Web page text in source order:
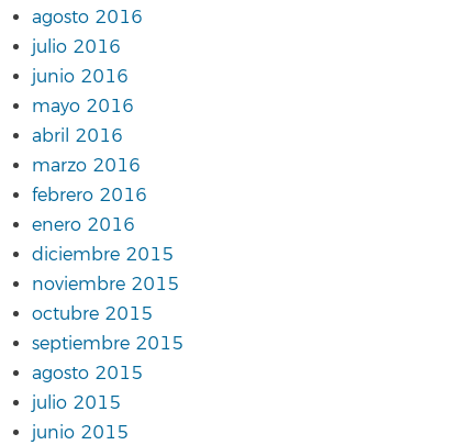
agosto 2016
julio 2016
junio 2016
mayo 2016
abril 2016
marzo 2016
febrero 2016
enero 2016
diciembre 2015
noviembre 2015
octubre 2015
septiembre 2015
agosto 2015
julio 2015
junio 2015